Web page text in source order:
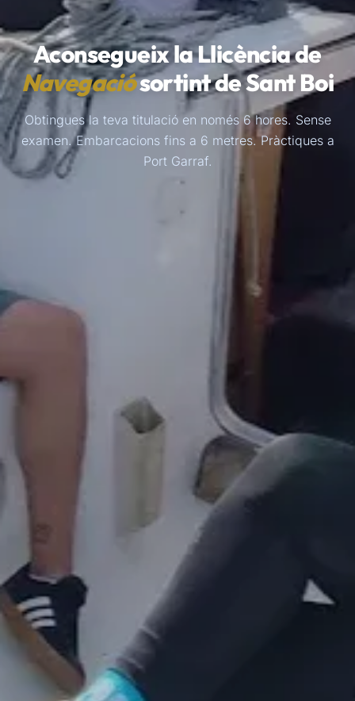
Aconsegueix la Llicència de
Navegaciósortint de Sant Boi
Obtingues la teva titulació en només 6 hores. Sense
examen. Embarcacions fins a 6 metres. Pràctiques a
Port Garraf.